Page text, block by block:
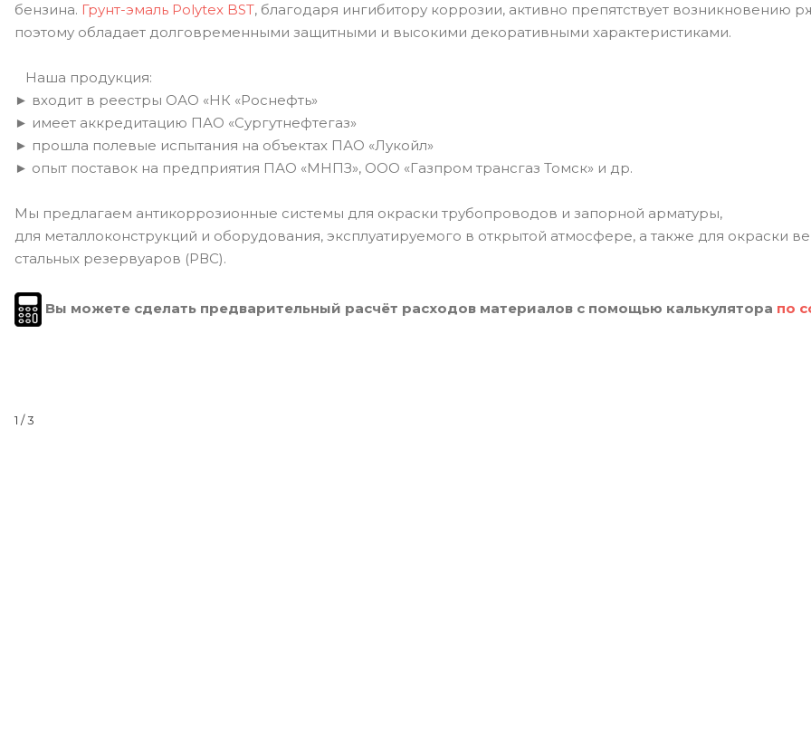
бензина. Грунт-эмаль Polytex BST, благодаря ингибитору коррозии, активно препятствует возникновению
поэтому обладает долговременными защитными и высокими декоративными характеристиками.
Наша продукция:
► входит в реестры ОАО «НК «Роснефть»
► имеет аккредитацию ПАО «Сургутнефтегаз»
► прошла полевые испытания на объектах ПАО «Лукойл»
► опыт поставок на предприятия ПАО «МНПЗ», ООО «Газпром трансгаз Томск» и др.
Мы предлагаем антикоррозионные системы для окраски трубопроводов и запорной арматуры,
для металлоконструкций и оборудования, эксплуатируемого в открытой атмосфере, а также для окраски
стальных резервуаров (РВС).
Вы можете сделать предварительный расчёт расходов материалов с помощью калькулятора по
1 / 3